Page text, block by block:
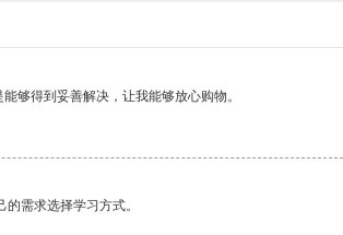
够得到妥善解决，让我能够放心购物。
需求选择学习方式。